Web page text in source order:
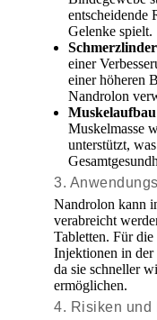
entscheidende
Gelenke spielt.
einer
einer höheren
Nandrolon
Muskelmasse
unterstützt,
3.
Nandrolon kann
verabreicht
Tabletten. Für
Injektionen in der
da sie schneller
ermöglichen.
4. Risiken und